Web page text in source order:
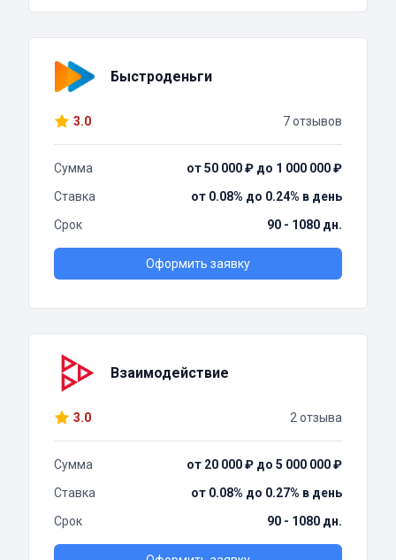
Быстроденьги
3.0 7 отзывов
Сумма
от 50 000 ₽ до 1 000 000 ₽
Ставка
от 0.08% до 0.24% в день
Срок
90 - 1080 дн.
Оформить заявку
Взаимодействие
3.0 2 отзыва
Сумма
от 20 000 ₽ до 5 000 000 ₽
Ставка
от 0.08% до 0.27% в день
Срок
90 - 1080 дн.